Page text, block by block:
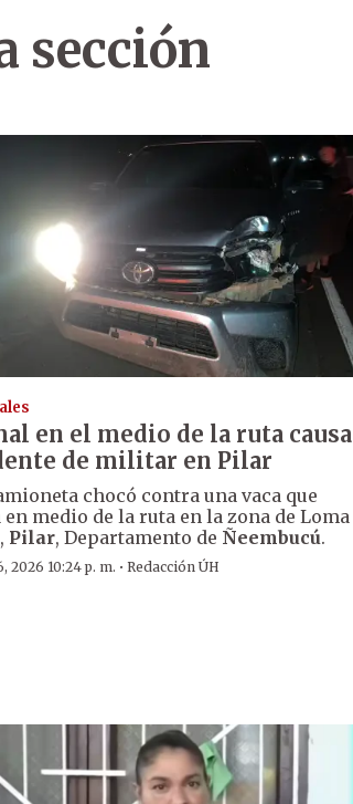
sección
en el medio de la ruta causa
de militar en Pilar
chocó contra una vaca que
en medio de la ruta en la zona de Loma
Pilar, Departamento de Ñeembucú.
2026 10:24 p. m. ·Redacción ÚH